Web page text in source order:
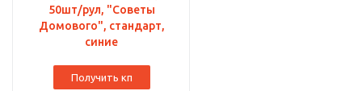
50шт/рул, "Советы
Домового", стандарт,
синие
Получить кп